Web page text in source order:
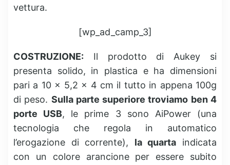
vettura.
[wp_ad_camp_3]
COSTRUZIONE: Il prodotto di Aukey si
presenta solido, in plastica e ha dimensioni
pari a 10 x 5,2 x 4 cm il tutto in appena 100g
di peso. Sulla parte superiore troviamo ben 4
porte USB, le prime 3 sono AiPower (una
tecnologia che regola in automatico
l’erogazione di corrente), la quarta indicata
con un colore arancione per essere subito